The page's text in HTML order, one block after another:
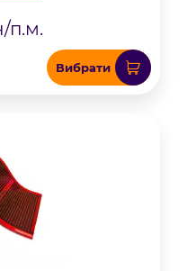
п.м.
Вибрати